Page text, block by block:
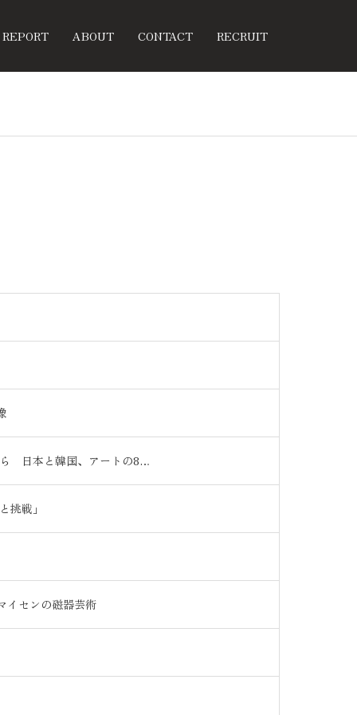
REPORT ABOUT CONTACT RECRUIT
ら 日本と韓国、アートの8…
挑戦」
イセンの磁器芸術